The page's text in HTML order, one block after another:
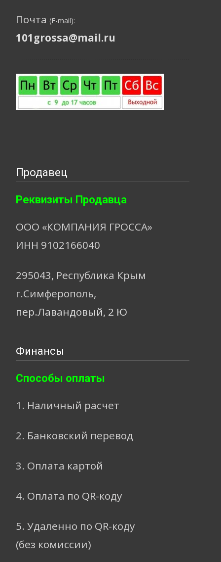
Почта (E-mail):
101grossa@mail.ru
Продавец
Реквизиты Продавца
ООО «КОМПАНИЯ ГРОССА»
ИНН 9102166040
295043, Республика Крым
г.Симферополь,
пер.Лавандовый, 2 Ю
Финансы
Способы оплаты
1. Наличный расчет
2. Банковский перевод
3. Оплата картой
4. Оплата по QR-коду
5. Удаленно по QR-коду
(без комиссии)